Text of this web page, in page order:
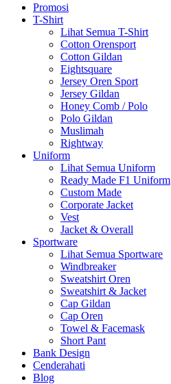
Promosi
T-Shirt
Lihat Semua T-Shirt
Cotton Orensport
Cotton Gildan
Eightsquare
Jersey Oren Sport
Jersey Gildan
Honey Comb / Polo
Polo Gildan
Muslimah
Rightway
Uniform
Lihat Semua Uniform
Ready Made F1 Uniform
Custom Made
Corporate Jacket
Vest
Jacket & Overall
Sportware
Lihat Semua Sportware
Windbreaker
Sweatshirt Oren
Sweatshirt & Jacket
Cap Gildan
Cap Oren
Towel & Facemask
Short Pant
Bank Design
Cenderahati
Blog